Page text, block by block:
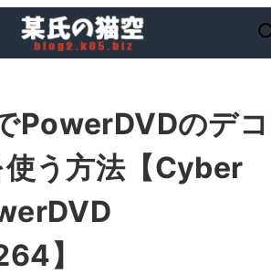
PowerDVDのデコ
使う方法【Cyber
】